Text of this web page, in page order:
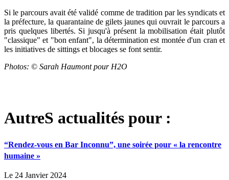
Si le parcours avait été validé comme de tradition par les syndicats et
la préfecture, la quarantaine de gilets jaunes qui ouvrait le parcours a
pris quelques libertés. Si jusqu'à présent la mobilisation était plutôt
"classique" et "bon enfant", la détermination est montée d'un cran et
les initiatives de sittings et blocages se font sentir.
Photos: © Sarah Haumont pour H2O
AutreS actualités pour :
“Rendez-vous en Bar Inconnu”, une soirée pour « la rencontre
humaine »
Le 24 Janvier 2024